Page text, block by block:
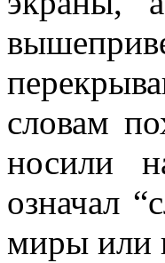
словам
носили
означал
миры или